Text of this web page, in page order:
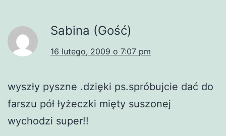
Sabina (Gość)
16 lutego, 2009 o 7:07 pm
wyszły pyszne .dzięki ps.spróbujcie dać do
farszu pół łyżeczki mięty suszonej
wychodzi super!!